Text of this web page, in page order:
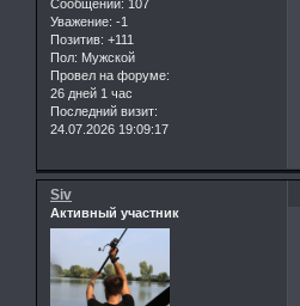
Сообщений: 107
Уважение: -1
Позитив: +111
Пол: Мужской
Провел на форуме:
26 дней 1 час
Последний визит:
24.07.2026 19:09:17
Siv
Активный участник